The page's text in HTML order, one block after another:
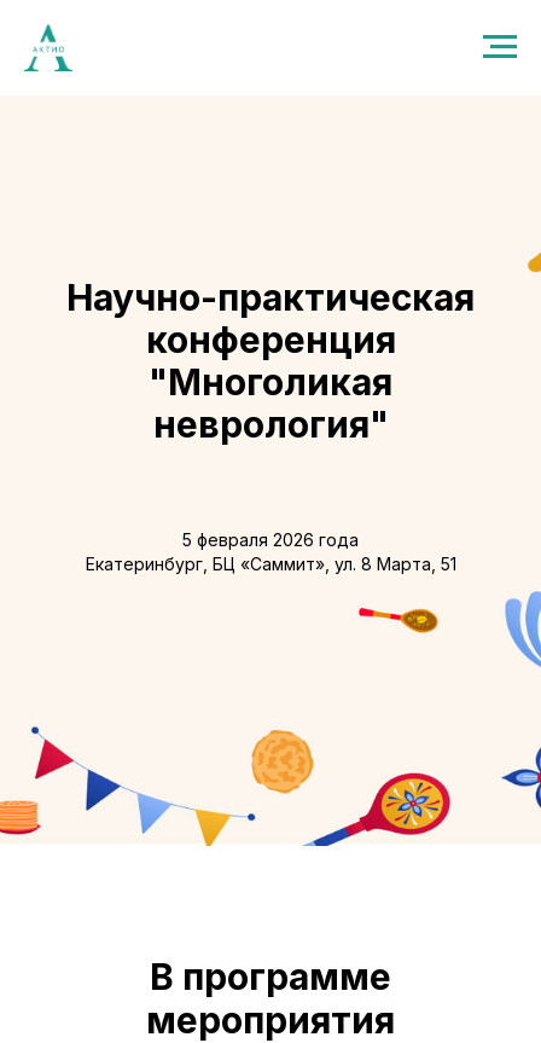
Научно-практическая
конференция
"Многоликая
неврология"
5 февраля 2026 года
Екатеринбург, БЦ «Саммит», ул. 8 Марта, 51
В программе
мероприятия